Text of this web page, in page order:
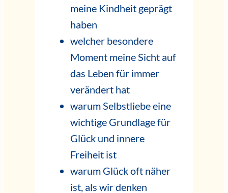
meine Kindheit geprägt
haben
welcher besondere
Moment meine Sicht auf
das Leben für immer
verändert hat
warum Selbstliebe eine
wichtige Grundlage für
Glück und innere
Freiheit ist
warum Glück oft näher
ist, als wir denken